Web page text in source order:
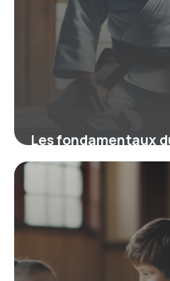
Les fondamentaux
techniques et
progresser